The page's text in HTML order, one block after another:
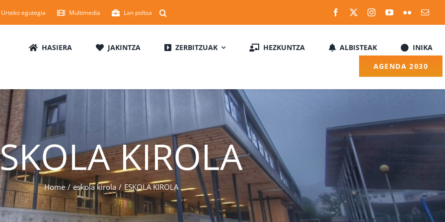
Urteko egutegia Multimedia Lan poltsa
HASIERA JAKINTZA ZERBITZUAK HEZKUNTZA ALBISTEAK
INIKA
AGENDA 2030
KIROLA
Home eskola kirola ESKOLA KIROLA